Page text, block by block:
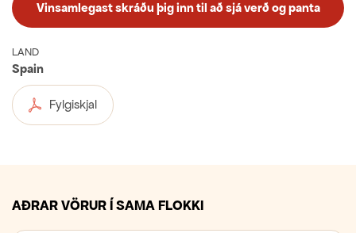
Vinsamlegast skráðu þig inn til að sjá verð og panta
LAND
Spain
Fylgiskjal
AÐRAR VÖRUR Í SAMA FLOKKI